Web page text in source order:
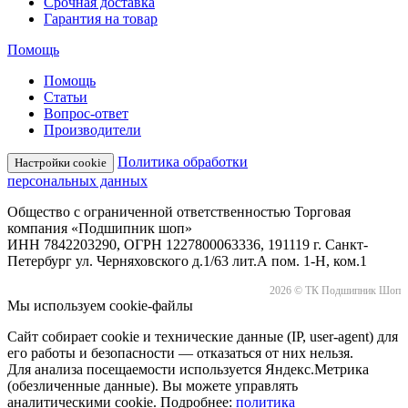
Гарантия на товар
Помощь
Помощь
Статьи
Вопрос-ответ
Производители
Настройки cookie
Политика обработки
персональных данных
Общество с ограниченной ответственностью Торговая
компания «Подшипник шоп»
ИНН 7842203290, ОГРН 1227800063336, 191119 г. Санкт-
Петербург ул. Черняховского д.1/63 лит.А пом. 1-Н, ком.1
2026 © ТК Подшипник Шоп
Мы используем cookie-файлы
Сайт собирает cookie и технические данные (IP, user-agent) для
его работы и безопасности — отказаться от них нельзя.
Для анализа посещаемости используется Яндекс.Метрика
(обезличенные данные). Вы можете управлять
аналитическими cookie. Подробнее: политика